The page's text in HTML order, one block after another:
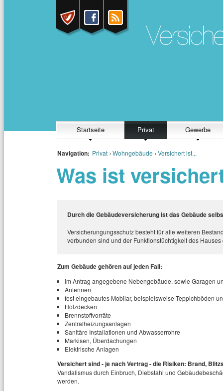
Startseite Privat Gewerbe
Navigation: Privat Wohngebäude Versichert ist...
Was ist
Durch die Gebäudeversicherung ist das Gebäude
Versicherungungsschutz besteht für alle weiteren
verbunden sind und der Funktionstüchtigkeit des Hauses
Zum Gebäude gehören auf jeden Fall:
im Antrag angegebene Nebengebäude, sowie Garagen
Antennen
fest eingebautes Mobilar, beispielsweise Teppichböden
Holzdecken
Brennstoffvorräte
Zentralheizungsanlagen
Sanitäre Installationen und Abwasserrohre
Markisen, Überdachungen
Elektrische Anlagen
Versichert sind - je nach Vertrag - die Risiken: Brand,
Vandalismus durch Einbruch, Diebstahl und
werden.